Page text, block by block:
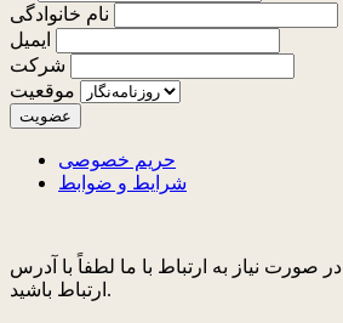
نام خانوادگی
ایمیل
شرکت
موقعیت
حریم خصوصی
شرایط و ضوابط
در صورت نیاز به ارتباط با ما لطفاً با آدرس info@lgblog.ir با ما در
ارتباط باشید.